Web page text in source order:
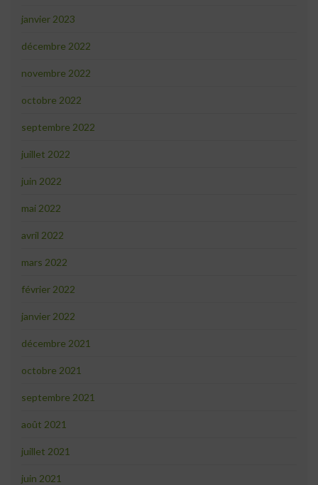
janvier 2023
décembre 2022
novembre 2022
octobre 2022
septembre 2022
juillet 2022
juin 2022
mai 2022
avril 2022
mars 2022
février 2022
janvier 2022
décembre 2021
octobre 2021
septembre 2021
août 2021
juillet 2021
juin 2021